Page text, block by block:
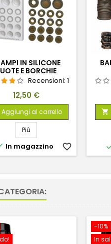
IN SILICONE
E BORCHIE
Recensioni: 1
Prezzo
12,50 €
Aggiungi al carrello
Più
In magazzino favorite_border

-10%
In